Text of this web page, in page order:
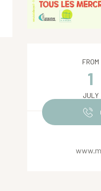
FROM
1
JULY